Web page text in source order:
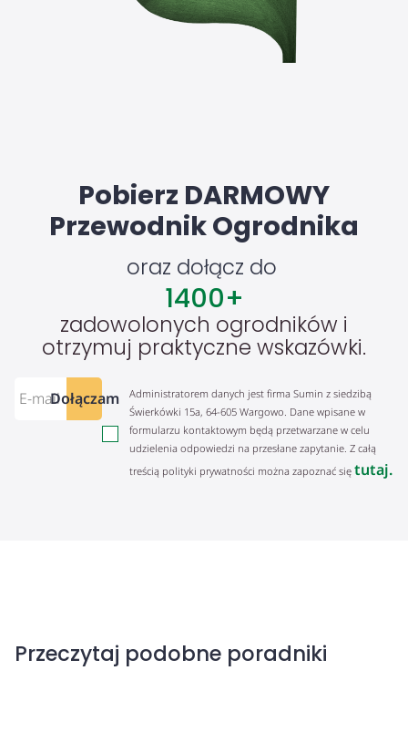
Pobierz DARMOWY
Przewodnik Ogrodnika
oraz dołącz do
zadowolonych ogrodników i
otrzymuj praktyczne wskazówki.
1400+
Dołączam
Administratorem danych jest firma Sumin z siedzibą
Świerkówki 15a, 64-605 Wargowo. Dane wpisane w
formularzu kontaktowym będą przetwarzane w celu
udzielenia odpowiedzi na przesłane zapytanie. Z całą
treścią polityki prywatności można zapoznać się tutaj.
Przeczytaj podobne poradniki